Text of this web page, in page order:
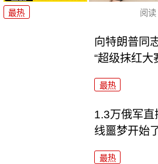
最热 阅读
向特朗普同
“超级抹红大
最热
1.3万俄军直
线噩梦开始
最热